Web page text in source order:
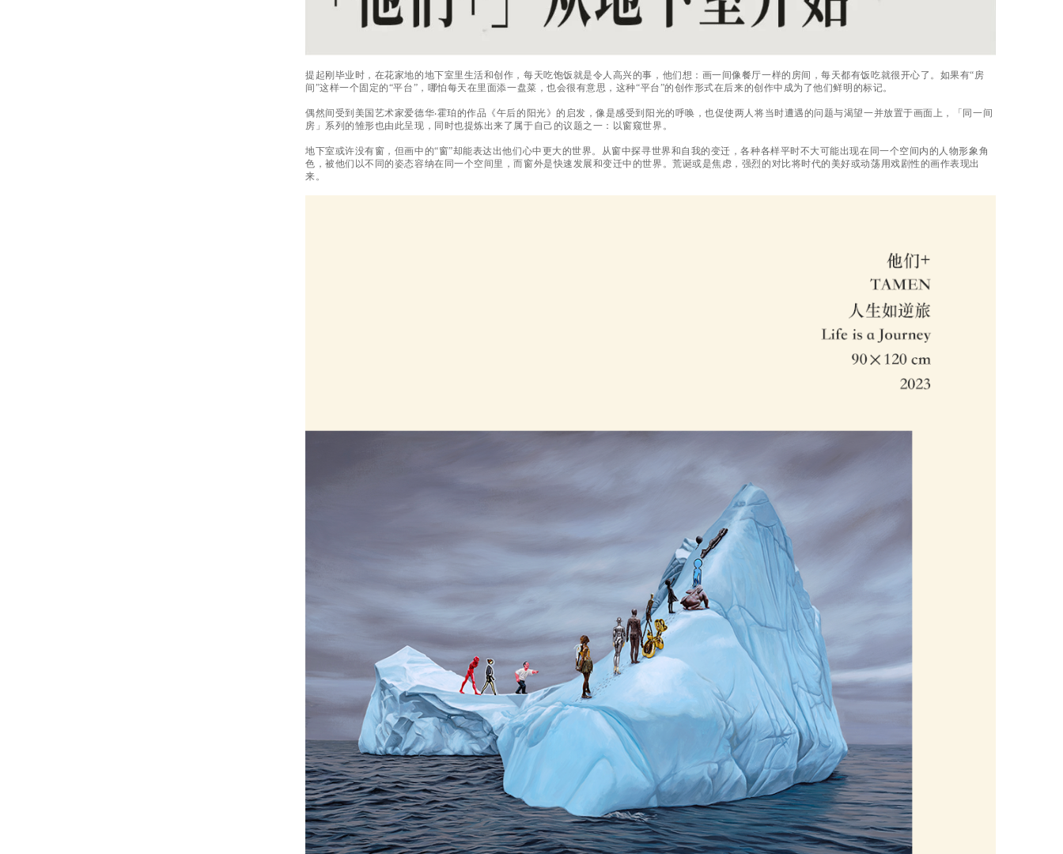
提起刚毕业时，在花家地的地下室里生活和创作，每天吃饱饭就是令人高兴的事，他们想：画一间像餐厅一样的房间，每天都有饭吃就很开心了。如果有“房
间”这样一个固定的“平台”，哪怕每天在里面添一盘菜，也会很有意思，这种“平台”的创作形式在后来的创作中成为了他们鲜明的标记。
偶然间受到美国艺术家爱德华‧霍珀的作品《午后的阳光》的启发，像是感受到阳光的呼唤，也促使两人将当时遭遇的问题与渴望一并放置于画面上，「同一间
房」系列的雏形也由此呈现，同时也提炼出来了属于自己的议题之一：以窗窥世界。
地下室或许没有窗，但画中的“窗”却能表达出他们心中更大的世界。从窗中探寻世界和自我的变迁，各种各样平时不大可能出现在同一个空间内的人物形象角
色，被他们以不同的姿态容纳在同一个空间里，而窗外是快速发展和变迁中的世界。荒诞或是焦虑，强烈的对比将时代的美好或动荡用戏剧性的画作表现出
来。